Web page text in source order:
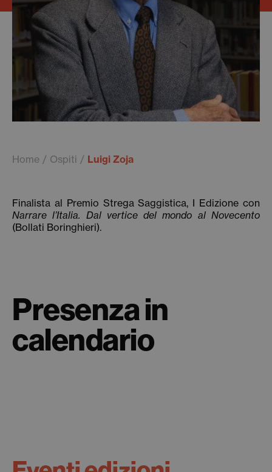
Home Ospiti Luigi Zoja
Finalista al Premio Strega Saggistica, I Edizione con
Narrare l’Italia. Dal vertice del mondo al Novecento
(Bollati Boringhieri).
Presenza in
calendario